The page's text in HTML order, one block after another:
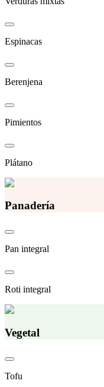
Espinacas
Berenjena
Pimientos
Plátano
Panadería
Pan integral
Roti integral
Vegetal
Tofu